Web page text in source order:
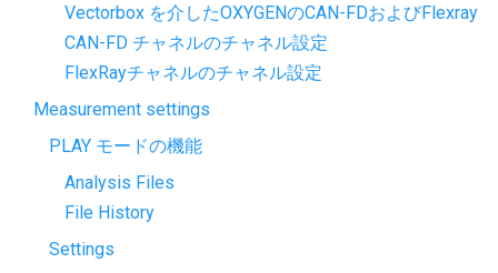
Vectorbox を介したOXYGENのCAN-FDおよびFlexray
CAN-FD チャネルのチャネル設定
FlexRayチャネルのチャネル設定
Measurement settings
PLAY モードの機能
Analysis Files
File History
Settings